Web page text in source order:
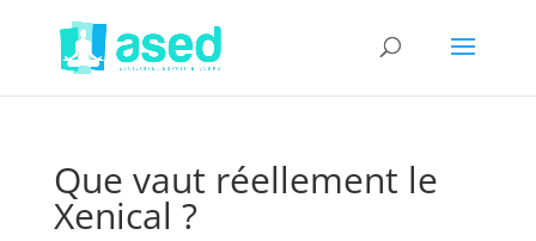
Que vaut réellement le
Xenical ?